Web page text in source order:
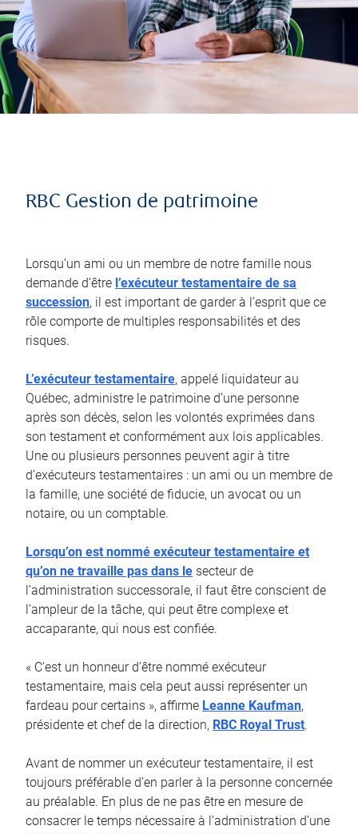
RBC Gestion de patrimoine
Lorsqu’un ami ou un membre de notre famille nous
demande d’être l’exécuteur testamentaire de sa
succession, il est important de garder à l’esprit que ce
rôle comporte de multiples responsabilités et des
risques.
L’exécuteur testamentaire, appelé liquidateur au
Québec, administre le patrimoine d’une personne
après son décès, selon les volontés exprimées dans
son testament et conformément aux lois applicables.
Une ou plusieurs personnes peuvent agir à titre
d’exécuteurs testamentaires : un ami ou un membre de
la famille, une société de fiducie, un avocat ou un
notaire, ou un comptable.
Lorsqu’on est nommé exécuteur testamentaire et
qu’on ne travaille pas dans le secteur de
l’administration successorale, il faut être conscient de
l’ampleur de la tâche, qui peut être complexe et
accaparante, qui nous est confiée.
« C’est un honneur d’être nommé exécuteur
testamentaire, mais cela peut aussi représenter un
fardeau pour certains », affirme Leanne Kaufman,
présidente et chef de la direction, RBC Royal Trust.
Avant de nommer un exécuteur testamentaire, il est
toujours préférable d’en parler à la personne concernée
au préalable. En plus de ne pas être en mesure de
consacrer le temps nécessaire à l’administration d’une